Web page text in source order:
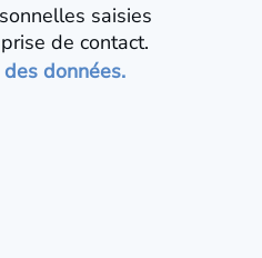
saisies
de contact.
données.